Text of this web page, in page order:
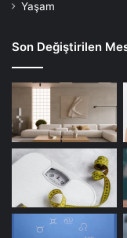
Yaşam
Son Değiştirilen